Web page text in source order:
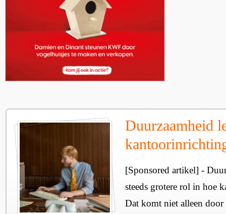
Duurzaamheid
[Sponsored artikel] -
steeds grotere rol in hoe
Dat komt niet alleen